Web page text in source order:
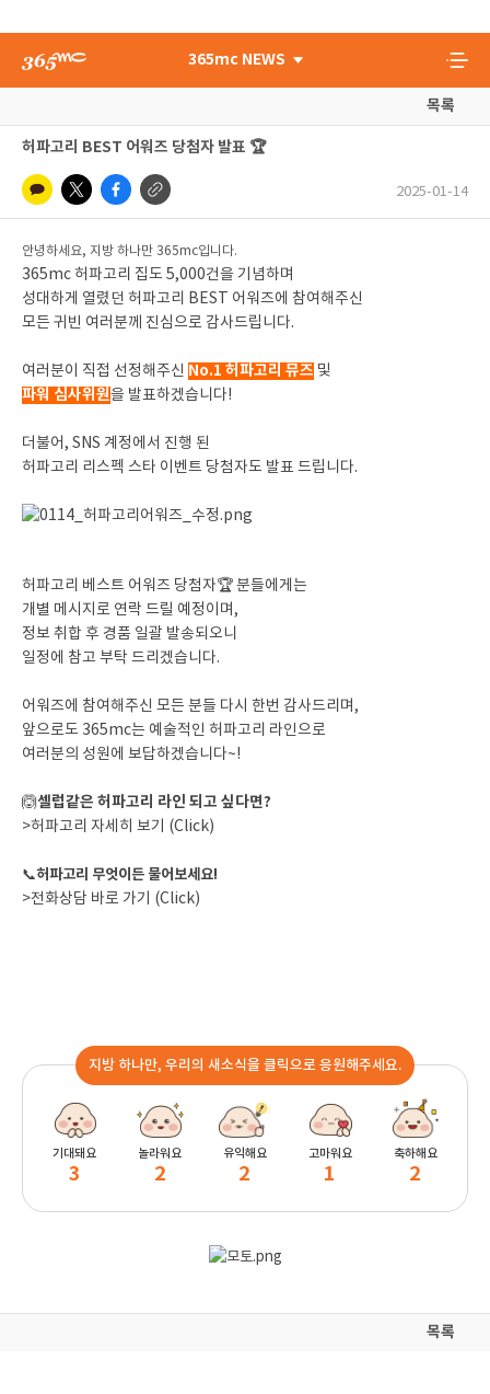
365mc NEWS
목록
허파고리 BEST 어워즈 당첨자 발표 🏆
2025-01-14
안녕하세요, 지방 하나만 365mc입니다.
365mc 허파고리 집도 5,000건을 기념하며
성대하게 열렸던 허파고리 BEST 어워즈에 참여해주신
모든 귀빈 여러분께 진심으로 감사드립니다.
여러분이 직접 선정해주신 No.1 허파고리 뮤즈 및
파워 심사위원을 발표하겠습니다!
더불어, SNS 계정에서 진행 된
허파고리 리스펙 스타 이벤트 당첨자도 발표 드립니다.
허파고리 베스트 어워즈 당첨자🏆 분들에게는
개별 메시지로 연락 드릴 예정이며,
정보 취합 후 경품 일괄 발송되오니
일정에 참고 부탁 드리겠습니다.
어워즈에 참여해주신 모든 분들 다시 한번 감사드리며,
앞으로도 365mc는 예술적인 허파고리 라인으로
여러분의 성원에 보답하겠습니다~!
🙆셀럽같은 허파고리 라인 되고 싶다면?
>허파고리 자세히 보기 (Click)
📞허파고리 무엇이든 물어보세요!
>전화상담 바로 가기 (Click)
지방 하나만, 우리의 새소식을 클릭으로 응원해주세요.
기대돼요
3
놀라워요
2
유익해요
2
고마워요
1
축하해요
2
목록